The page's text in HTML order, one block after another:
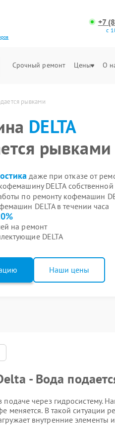
+7
с
Срочный ремонт Цены О
рывками
DELTA
рывками
даже при отказе от
DELTA собственной
по ремонту кофемашин
DELTA в течении часа
на ремонт
DELTA
Наши цены
- Вода
подаче через гидросистему.
меняется. В такой ситуации
внутренние